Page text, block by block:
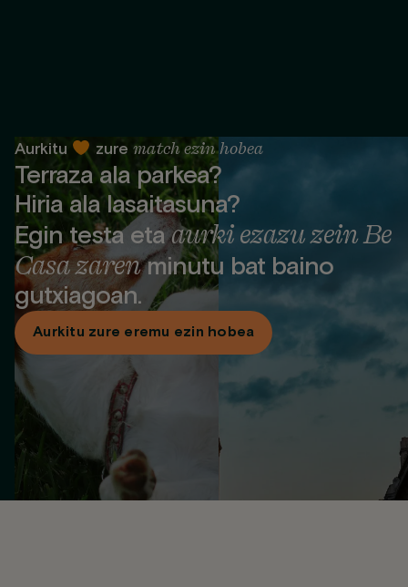
Aurkitu zure match ezin hobea
Terraza ala parkea?
Hiria ala lasaitasuna?
Egin testa etaaurki ezazu zein Be
Casa zarenminutu bat baino
gutxiagoan.
Aurkitu zure eremu ezin hobea